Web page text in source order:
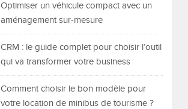
Optimiser un véhicule compact avec un
aménagement sur-mesure
CRM : le guide complet pour choisir l’outil
qui va transformer votre business
Comment choisir le bon modèle pour
votre location de minibus de tourisme ?